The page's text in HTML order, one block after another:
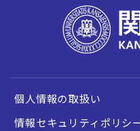
個人情報の取扱い
情報セキュリティポリシ